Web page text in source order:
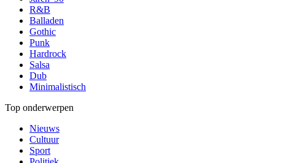
R&B
Balladen
Gothic
Punk
Hardrock
Salsa
Dub
Minimalistisch
Top onderwerpen
Nieuws
Cultuur
Sport